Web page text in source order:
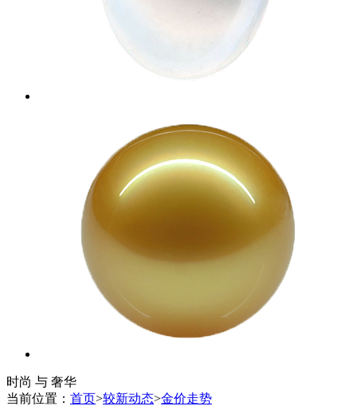
时尚 与 奢华
当前位置： 首页>较新动态>金价走势